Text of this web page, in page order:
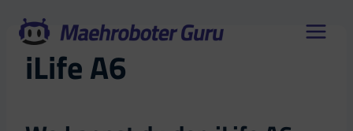
Inhalt
springeniLife A6